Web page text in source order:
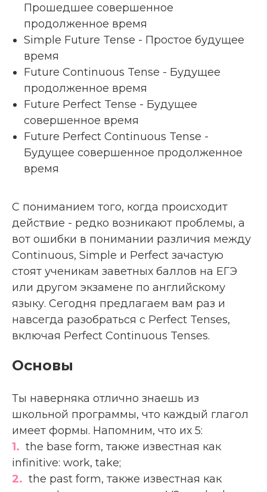
Прошедшее совершенное
продолженное время
Simple Future Tense - Простое будущее
время
Future Continuous Tense - Будущее
продолженное время
Future Perfect Tense - Будущее
совершенное время
Future Perfect Continuous Tense -
Будущее совершенное продолженное
время
С пониманием того, когда происходит
действие - редко возникают проблемы, а
вот ошибки в понимании различия между
Continuous, Simple и Perfect зачастую
стоят ученикам заветных баллов на ЕГЭ
или другом экзамене по английскому
языку. Сегодня предлагаем вам раз и
навсегда разобраться с Perfect Tenses,
включая Perfect Continuous Tenses.
Основы
Ты наверняка отлично знаешь из
школьной программы, что каждый глагол
имеет формы. Напомним, что их 5:
1. the base form, также известная как
infinitive: work, take;
2. the past form, также известная как